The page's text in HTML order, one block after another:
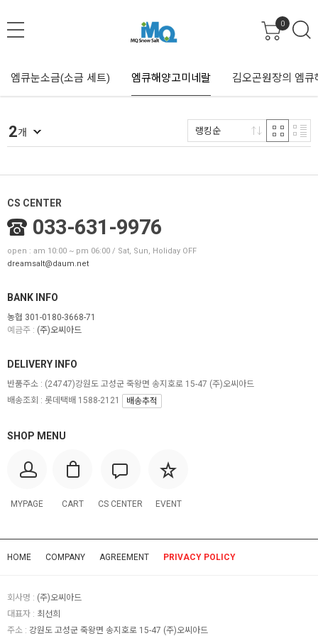
0
엠큐눈소금(소금 세트) 엠큐해양고미네랄 김오곤원장의 엠
2개 랭킹순
CS CENTER
033-631-9976
open : am 10:00 ~ pm 06:00 / Sat, Sun, Holiday OFF
dreamsalt@daum.net
BANK INFO
농협 301-0180-3668-71
예금주 : (주)오씨아드
SHOP MENU
MYPAGE CART CS CENTER EVENT
DELIVERY INFO
반품주소 : (24747)강원도 고성군 죽왕면 송지호로 15-47 (주)오씨아드
배송조회 : 롯데택배 1588-2121
배송추적
HOME COMPANY AGREEMENT PRIVACY POLICY
회사명 : (주)오씨아드
대표자 : 최선희
주소 : 강원도 고성군 죽왕면 송지호로 15-47 (주)오씨아드